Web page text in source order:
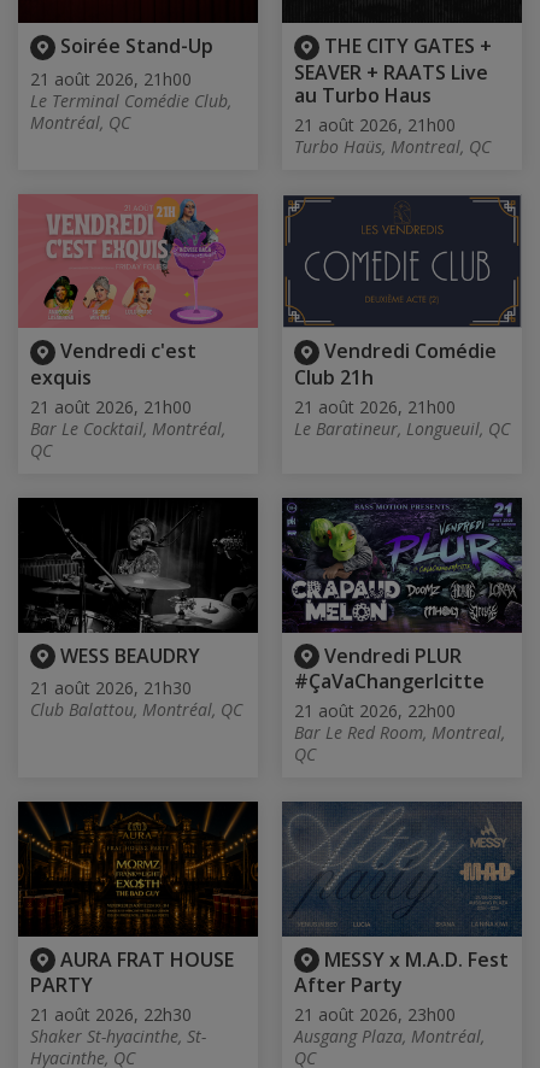
Soirée Stand-Up
21 août 2026, 21h00
Le Terminal Comédie Club,
Montréal, QC
THE CITY GATES +
SEAVER + RAATS Live
au Turbo Haus
21 août 2026, 21h00
Turbo Haüs, Montreal, QC
Vendredi c'est
exquis
21 août 2026, 21h00
Bar Le Cocktail, Montréal,
QC
Vendredi Comédie
Club 21h
21 août 2026, 21h00
Le Baratineur, Longueuil, QC
WESS BEAUDRY
21 août 2026, 21h30
Club Balattou, Montréal, QC
Vendredi PLUR
#ÇaVaChangerIcitte
21 août 2026, 22h00
Bar Le Red Room, Montreal,
QC
AURA FRAT HOUSE
PARTY
21 août 2026, 22h30
Shaker St-hyacinthe, St-
Hyacinthe, QC
MESSY x M.A.D. Fest
After Party
21 août 2026, 23h00
Ausgang Plaza, Montréal,
QC